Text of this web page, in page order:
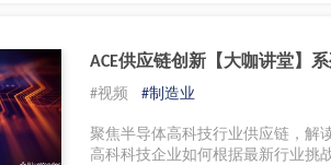
ACE供应链创新【大咖讲堂】
如何打造韧性供应链
#视频 #制造业
聚焦半导体高科技行业供应链，解
高科科技企业如何根据最新行业挑